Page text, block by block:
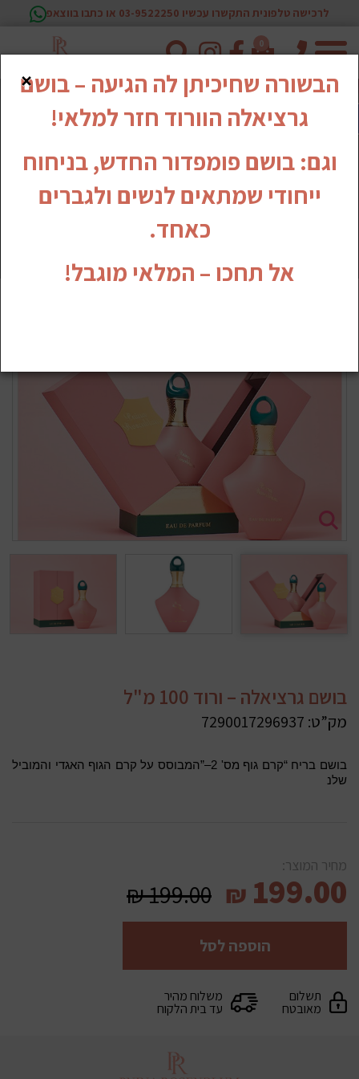
לרכישה טלפונית התקשרו עכשיו 03-9522250 או כתבו בווצאפ
טלפון
0
בושם גרציאלה – ורוד 100 מ"ל
מק”ט: 7290017296937
בושם בריח “קרם גוף מס' 2–”המבוסס על קרם הגוף האגדי והמוביל
שלנ
מחיר המוצר:
199.00
₪
199.00
₪
הוספה לסל
תשלום
מאובטח
משלוח מהיר
עד בית הלקוח
×
הבשורה שחיכיתן לה הגיעה – בושם
גרציאלה הוורוד חזר למלאי!
וגם: בושם פומפדור החדש, בניחוח
ייחודי שמתאים לנשים ולגברים
כאחד.
אל תחכו – המלאי מוגבל!